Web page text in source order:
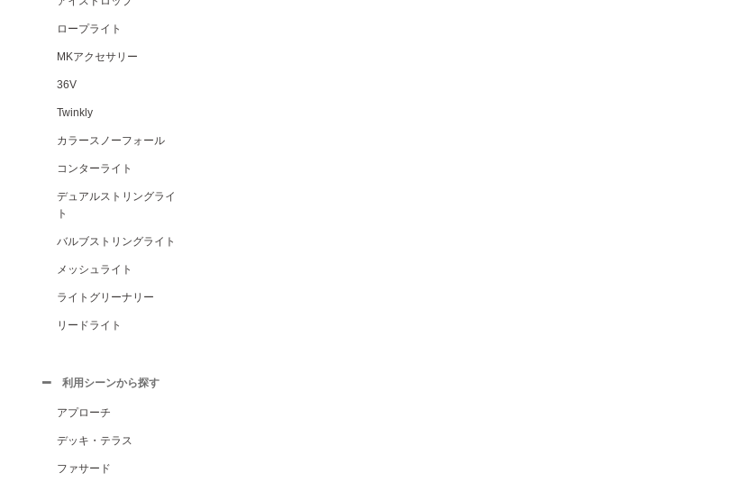
ロープライト
MKアクセサリー
36V
Twinkly
カラースノーフォール
コンターライト
デュアルストリングライ
ト
バルブストリングライト
メッシュライト
ライトグリーナリー
リードライト
利用シーンから探す
アプローチ
デッキ・テラス
ファサード